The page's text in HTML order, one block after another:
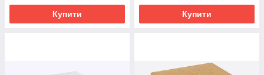
Купити Купити